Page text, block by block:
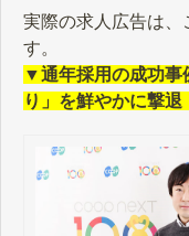
実際の求人広告は、
す。
▼通年採用の成功事
り」を鮮やかに撃退